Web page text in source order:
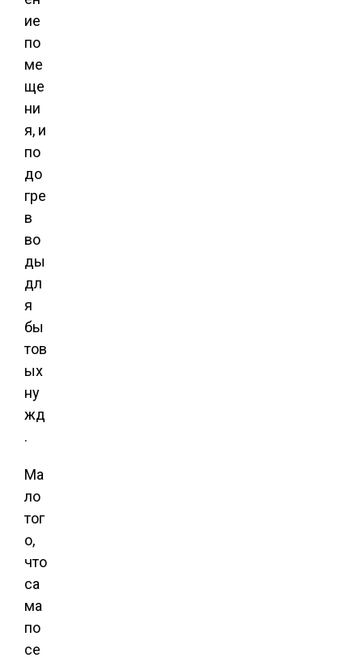
ие
по
ме
ще
ни
я, и
по
до
гре
в
во
ды
дл
я
бы
тов
ых
ну
жд
.
Ма
ло
тог
о,
что
са
ма
по
се